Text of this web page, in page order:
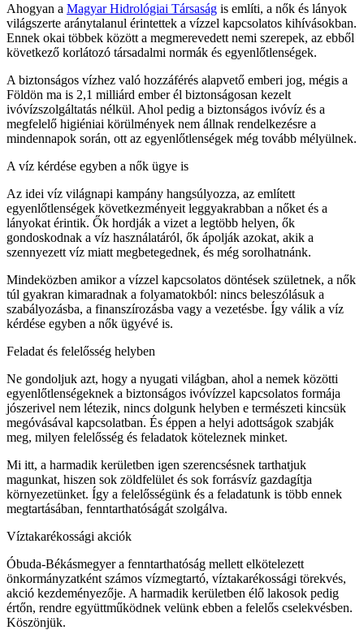
Ahogyan a Magyar Hidrológiai Társaság is említi, a nők és lányok
világszerte aránytalanul érintettek a vízzel kapcsolatos kihívásokban.
Ennek okai többek között a megmerevedett nemi szerepek, az ebből
következő korlátozó társadalmi normák és egyenlőtlenségek.
A biztonságos vízhez való hozzáférés alapvető emberi jog, mégis a
Földön ma is 2,1 milliárd ember él biztonságosan kezelt
ivóvízszolgáltatás nélkül. Ahol pedig a biztonságos ivóvíz és a
megfelelő higiéniai körülmények nem állnak rendelkezésre a
mindennapok során, ott az egyenlőtlenségek még tovább mélyülnek.
A víz kérdése egyben a nők ügye is
Az idei víz világnapi kampány hangsúlyozza, az említett
egyenlőtlenségek következményeit leggyakrabban a nőket és a
lányokat érintik. Ők hordják a vizet a legtöbb helyen, ők
gondoskodnak a víz használatáról, ők ápolják azokat, akik a
szennyezett víz miatt megbetegednek, és még sorolhatnánk.
Mindeközben amikor a vízzel kapcsolatos döntések születnek, a nők
túl gyakran kimaradnak a folyamatokból: nincs beleszólásuk a
szabályozásba, a finanszírozásba vagy a vezetésbe. Így válik a víz
kérdése egyben a nők ügyévé is.
Feladat és felelősség helyben
Ne gondoljuk azt, hogy a nyugati világban, ahol a nemek közötti
egyenlőtlenségeknek a biztonságos ivóvízzel kapcsolatos formája
jószerivel nem létezik, nincs dolgunk helyben e természeti kincsük
megóvásával kapcsolatban. És éppen a helyi adottságok szabják
meg, milyen felelősség és feladatok köteleznek minket.
Mi itt, a harmadik kerületben igen szerencsésnek tarthatjuk
magunkat, hiszen sok zöldfelület és sok forrásvíz gazdagítja
környezetünket. Így a felelősségünk és a feladatunk is több ennek
megtartásában, fenntarthatóságát szolgálva.
Víztakarékossági akciók
Óbuda-Békásmegyer a fenntarthatóság mellett elkötelezett
önkormányzatként számos vízmegtartó, víztakarékossági törekvés,
akció kezdeményezője. A harmadik kerületben élő lakosok pedig
értőn, rendre együttműködnek velünk ebben a felelős cselekvésben.
Köszönjük.